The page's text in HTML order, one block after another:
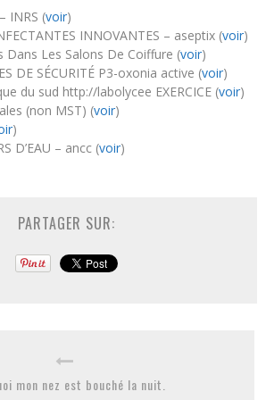
INRS (voir)
INNOVANTES – aseptix (voir)
Dans Les Salons De Coiffure (voir)
DE SÉCURITÉ P3-oxonia active (voir)
du sud http://labolycee EXERCICE (voir)
(non MST) (voir)
)
D’EAU – ancc (voir)
PARTAGER SUR:
mon nez est bouché la nuit.